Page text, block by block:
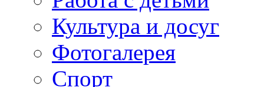
Работа с детьми
Культура и досуг
Фотогалерея